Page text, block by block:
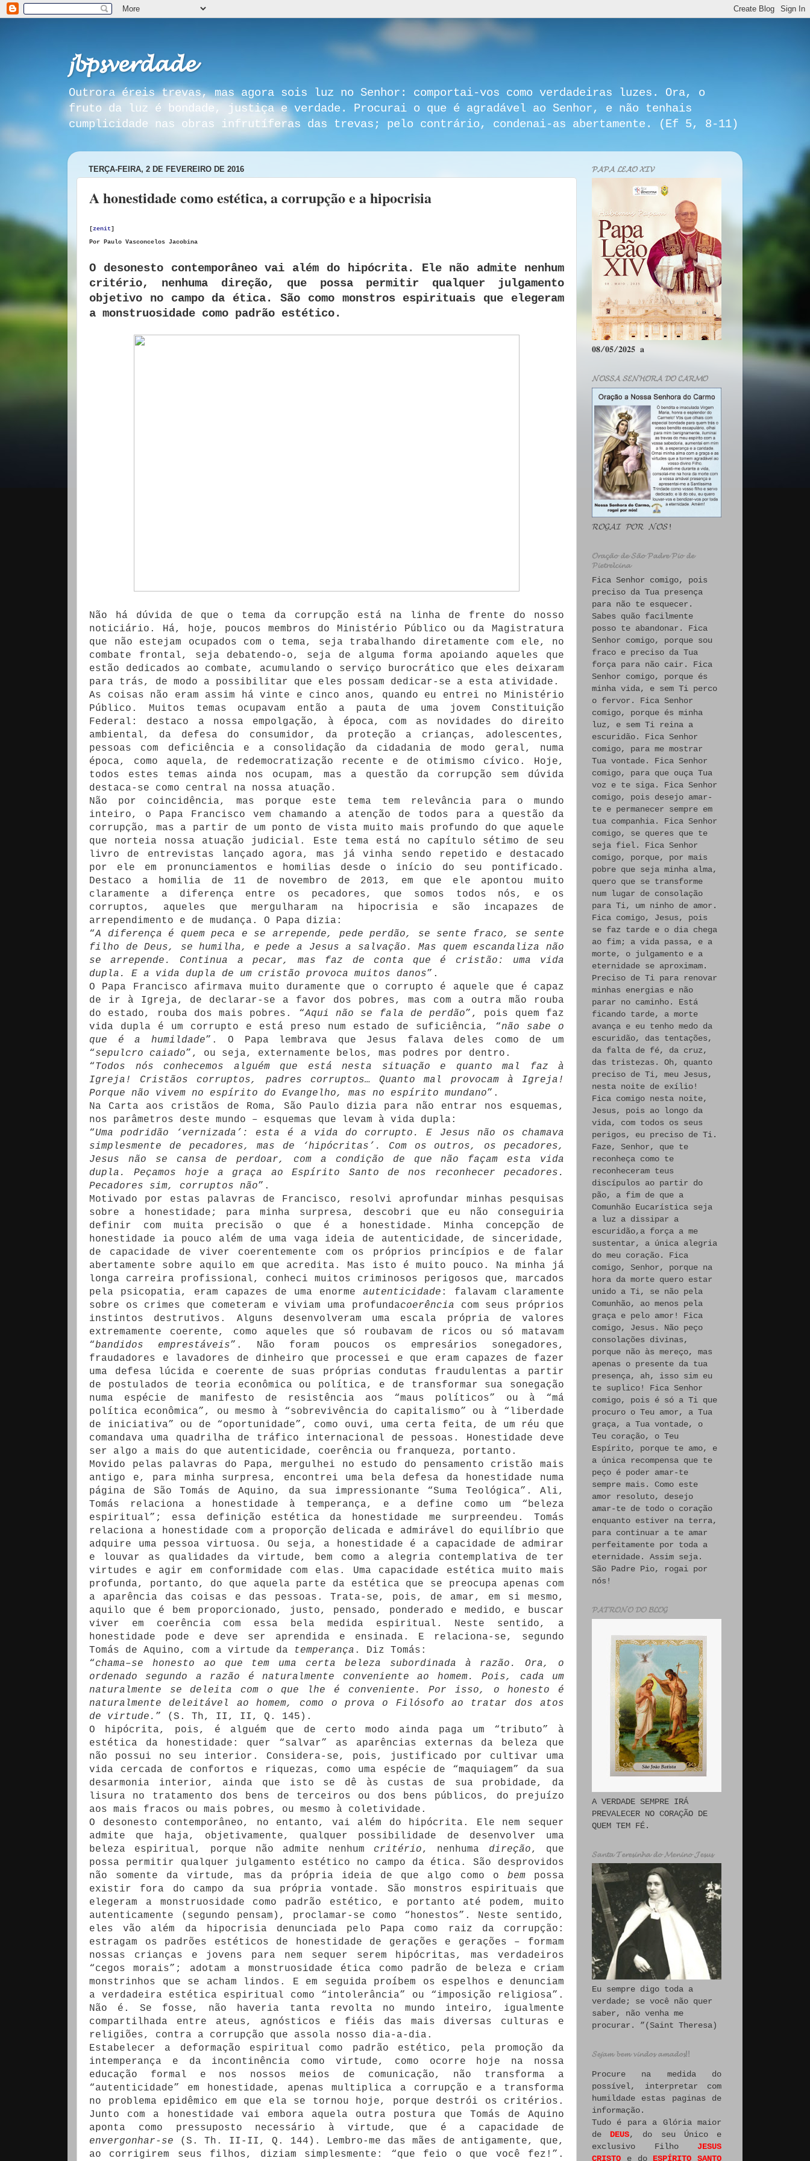
𝓳𝓫𝓹𝓼𝓿𝓮𝓻𝓭𝓪𝓭𝓮
Outrora éreis trevas, mas agora sois luz no Senhor: comportai-vos como verdadeiras luzes. Ora, o
fruto da luz é bondade, justiça e verdade. Procurai o que é agradável ao Senhor, e não tenhais
cumplicidade nas obras infrutíferas das trevas; pelo contrário, condenai-as abertamente. (Ef 5, 8-11)
TERÇA-FEIRA, 2 DE FEVEREIRO DE 2016
A honestidade como estética, a corrupção e a hipocrisia
[zenit]
Por
Paulo Vasconcelos Jacobina
O desonesto contemporâneo vai além do hipócrita. Ele não admite nenhum
critério, nenhuma direção, que possa permitir qualquer julgamento
objetivo no campo da ética. São como monstros espirituais que elegeram
a monstruosidade como padrão estético.
Não há dúvida de que o tema da corrupção está na linha de frente do nosso
noticiário. Há, hoje, poucos membros do Ministério Público ou da Magistratura
que não estejam ocupados com o tema, seja trabalhando diretamente com ele, no
combate frontal, seja debatendo-o, seja de alguma forma apoiando aqueles que
estão dedicados ao combate, acumulando o serviço burocrático que eles deixaram
para trás, de modo a possibilitar que eles possam dedicar-se a esta atividade.
As coisas não eram assim há vinte e cinco anos, quando eu entrei no Ministério
Público. Muitos temas ocupavam então a pauta de uma jovem Constituição
Federal: destaco a nossa empolgação, à época, com as novidades do direito
ambiental, da defesa do consumidor, da proteção a crianças, adolescentes,
pessoas com deficiência e a consolidação da cidadania de modo geral, numa
época, como aquela, de redemocratização recente e de otimismo cívico. Hoje,
todos estes temas ainda nos ocupam, mas a questão da corrupção sem dúvida
destaca-se como central na nossa atuação.
Não por coincidência, mas porque este tema tem relevância para o mundo
inteiro, o Papa Francisco vem chamando a atenção de todos para a questão da
corrupção, mas a partir de um ponto de vista muito mais profundo do que aquele
que norteia nossa atuação judicial. Este tema está no capítulo sétimo de seu
livro de entrevistas lançado agora, mas já vinha sendo repetido e destacado
por ele em pronunciamentos e homilias desde o início do seu pontificado.
Destaco a homilia de 11 de novembro de 2013, em que ele apontou muito
claramente a diferença entre os pecadores, que somos todos nós, e os
corruptos, aqueles que mergulharam na hipocrisia e são incapazes de
arrependimento e de mudança. O Papa dizia:
“A diferença é quem peca e se arrepende, pede perdão, se sente fraco, se sente
filho de Deus, se humilha, e pede a Jesus a salvação. Mas quem escandaliza não
se arrepende. Continua a pecar, mas faz de conta que é cristão: uma vida
dupla. E a vida dupla de um cristão provoca muitos danos”.
O Papa Francisco afirmava muito duramente que o corrupto é aquele que é capaz
de ir à Igreja, de declarar-se a favor dos pobres, mas com a outra mão rouba
do estado, rouba dos mais pobres. “Aqui não se fala de perdão”, pois quem faz
vida dupla é um corrupto e está preso num estado de suficiência, “não sabe o
que é a humildade”. O Papa lembrava que Jesus falava deles como de um
“sepulcro caiado”, ou seja, externamente belos, mas podres por dentro.
“Todos nós conhecemos alguém que está nesta situação e quanto mal faz à
Igreja! Cristãos corruptos, padres corruptos… Quanto mal provocam à Igreja!
Porque não vivem no espírito do Evangelho, mas no espírito mundano”.
Na Carta aos cristãos de Roma, São Paulo dizia para não entrar nos esquemas,
nos parâmetros deste mundo – esquemas que levam à vida dupla:
“Uma podridão ‘vernizada’: esta é a vida do corrupto. E Jesus não os chamava
simplesmente de pecadores, mas de ‘hipócritas’. Com os outros, os pecadores,
Jesus não se cansa de perdoar, com a condição de que não façam esta vida
dupla. Peçamos hoje a graça ao Espírito Santo de nos reconhecer pecadores.
Pecadores sim, corruptos não”.
Motivado por estas palavras de Francisco, resolvi aprofundar minhas pesquisas
sobre a honestidade; para minha surpresa, descobri que eu não conseguiria
definir com muita precisão o que é a honestidade. Minha concepção de
honestidade ia pouco além de uma vaga ideia de autenticidade, de sinceridade,
de capacidade de viver coerentemente com os próprios princípios e de falar
abertamente sobre aquilo em que acredita. Mas isto é muito pouco. Na minha já
longa carreira profissional, conheci muitos criminosos perigosos que, marcados
pela psicopatia, eram capazes de uma enorme autenticidade : falavam claramente
sobre os crimes que cometeram e viviam uma profundacoerência com seus próprios
instintos destrutivos. Alguns desenvolveram uma escala própria de valores
extremamente coerente, como aqueles que só roubavam de ricos ou só matavam
“bandidos emprestáveis”. Não foram poucos os empresários sonegadores,
fraudadores e lavadores de dinheiro que processei e que eram capazes de fazer
uma defesa lúcida e coerente de suas próprias condutas fraudulentas a partir
de postulados de teoria econômica ou política, e de transformar sua sonegação
numa espécie de manifesto de resistência aos “maus políticos” ou à “má
política econômica”, ou mesmo à “sobrevivência do capitalismo” ou à “liberdade
de iniciativa” ou de “oportunidade”, como ouvi, uma certa feita, de um réu que
comandava uma quadrilha de tráfico internacional de pessoas. Honestidade deve
ser algo a mais do que autenticidade, coerência ou franqueza, portanto.
Movido pelas palavras do Papa, mergulhei no estudo do pensamento cristão mais
antigo e, para minha surpresa, encontrei uma bela defesa da honestidade numa
página de São Tomás de Aquino, da sua impressionante “Suma Teológica”. Ali,
Tomás relaciona a honestidade à temperança, e a define como um “beleza
espiritual”; essa definição estética da honestidade me surpreendeu. Tomás
relaciona a honestidade com a proporção delicada e admirável do equilíbrio que
adquire uma pessoa virtuosa. Ou seja, a honestidade é a capacidade de admirar
e louvar as qualidades da virtude, bem como a alegria contemplativa de ter
virtudes e agir em conformidade com elas. Uma capacidade estética muito mais
profunda, portanto, do que aquela parte da estética que se preocupa apenas com
a aparência das coisas e das pessoas. Trata-se, pois, de amar, em si mesmo,
aquilo que é bem proporcionado, justo, pensado, ponderado e medido, e buscar
viver em coerência com essa bela medida espiritual. Neste sentido, a
honestidade pode e deve ser aprendida e ensinada. E relaciona-se, segundo
Tomás de Aquino, com a virtude da
temperança . Diz Tomás:
“chama–se honesto ao que tem uma certa beleza subordinada à razão. Ora, o
ordenado segundo a razão é naturalmente conveniente ao homem. Pois, cada um
naturalmente se deleita com o que lhe é conveniente. Por isso, o honesto é
naturalmente deleitável ao homem, como o prova o Filósofo ao tratar dos atos
de virtude. ” (S. Th, II, II, Q. 145).
O hipócrita, pois, é alguém que de certo modo ainda paga um “tributo” à
estética da honestidade: quer “salvar” as aparências externas da beleza que
não possui no seu interior. Considera-se, pois, justificado por cultivar uma
vida cercada de confortos e riquezas, como uma espécie de “maquiagem” da sua
desarmonia interior, ainda que isto se dê às custas de sua probidade, da
lisura no tratamento dos bens de terceiros ou dos bens públicos, do prejuízo
aos mais fracos ou mais pobres, ou mesmo à coletividade.
O desonesto contemporâneo, no entanto, vai além do hipócrita. Ele nem sequer
admite que haja, objetivamente, qualquer possibilidade de desenvolver uma
beleza espiritual, porque não admite nenhum critério, nenhuma direção, que
possa permitir qualquer julgamento estético no campo da ética. São desprovidos
não somente da virtude, mas da própria ideia de que algo como o bempossa
existir fora do campo da sua própria vontade. São monstros espirituais que
elegeram a monstruosidade como padrão estético, e portanto até podem, muito
autenticamente (segundo pensam), proclamar-se como “honestos”. Neste sentido,
eles vão além da hipocrisia denunciada pelo Papa como raiz da corrupção:
estragam os padrões estéticos de honestidade de gerações e gerações – formam
nossas crianças e jovens para nem sequer serem hipócritas, mas verdadeiros
“cegos morais”; adotam a monstruosidade ética como padrão de beleza e criam
monstrinhos que se acham lindos. E em seguida proíbem os espelhos e denunciam
a verdadeira estética espiritual como “intolerância” ou “imposição religiosa”.
Não é. Se fosse, não haveria tanta revolta no mundo inteiro, igualmente
compartilhada entre ateus, agnósticos e fiéis das mais diversas culturas e
religiões, contra a corrupção que assola nosso dia-a-dia.
Estabelecer a deformação espiritual como padrão estético, pela promoção da
intemperança e da incontinência como virtude, como ocorre hoje na nossa
educação formal e nos nossos meios de comunicação, não transforma a
“autenticidade” em honestidade, apenas multiplica a corrupção e a transforma
no problema epidêmico em que ela se tornou hoje, porque destrói os critérios.
Junto com a honestidade vai embora aquela outra postura que Tomás de Aquino
aponta como pressuposto necessário à virtude, que é a capacidade de
envergonhar-se (S. Th. II-II, Q. 144). Lembro-me das mães de antigamente, que,
ao corrigirem seus filhos, diziam simplesmente: “que feio o que você fez!”.
𝓟𝓐𝓟𝓐 𝓛𝓔𝓐̃𝓞 𝓧𝓘𝓥
𝟎𝟖/𝟎𝟓/𝟐𝟎𝟐𝟓 𝐚
𝓝𝓞𝓢𝓢𝓐 𝓢𝓔𝓝𝓗𝓞𝓡𝓐 𝓓𝓞 𝓒𝓐𝓡𝓜𝓞
𝓡𝓞𝓖𝓐𝓘 𝓟𝓞𝓡 𝓝𝓞́𝓢!
𝓞𝓻𝓪𝓬̧𝓪̃𝓸 𝓭𝓮 𝓢𝓪̃𝓸 𝓟𝓪𝓭𝓻𝓮 𝓟𝓲𝓸 𝓭𝓮
𝓟𝓲𝓮𝓽𝓻𝓮𝓵𝓬𝓲𝓷𝓪
Fica Senhor comigo, pois
preciso da Tua presença
para não te esquecer.
Sabes quão facilmente
posso te abandonar. Fica
Senhor comigo, porque sou
fraco e preciso da Tua
força para não cair. Fica
Senhor comigo, porque és
minha vida, e sem Ti perco
o fervor. Fica Senhor
comigo, porque és minha
luz, e sem Ti reina a
escuridão. Fica Senhor
comigo, para me mostrar
Tua vontade. Fica Senhor
comigo, para que ouça Tua
voz e te siga. Fica Senhor
comigo, pois desejo amar-
te e permanecer sempre em
tua companhia. Fica Senhor
comigo, se queres que te
seja fiel. Fica Senhor
comigo, porque, por mais
pobre que seja minha alma,
quero que se transforme
num lugar de consolação
para Ti, um ninho de amor.
Fica comigo, Jesus, pois
se faz tarde e o dia chega
ao fim; a vida passa, e a
morte, o julgamento e a
eternidade se aproximam.
Preciso de Ti para renovar
minhas energias e não
parar no caminho. Está
ficando tarde, a morte
avança e eu tenho medo da
escuridão, das tentações,
da falta de fé, da cruz,
das tristezas. Oh, quanto
preciso de Ti, meu Jesus,
nesta noite de exílio!
Fica comigo nesta noite,
Jesus, pois ao longo da
vida, com todos os seus
perigos, eu preciso de Ti.
Faze, Senhor, que te
reconheça como te
reconheceram teus
discípulos ao partir do
pão, a fim de que a
Comunhão Eucarística seja
a luz a dissipar a
escuridão,a força a me
sustentar, a única alegria
do meu coração. Fica
comigo, Senhor, porque na
hora da morte quero estar
unido a Ti, se não pela
Comunhão, ao menos pela
graça e pelo amor! Fica
comigo, Jesus. Não peço
consolações divinas,
porque não às mereço, mas
apenas o presente da tua
presença, ah, isso sim eu
te suplico! Fica Senhor
comigo, pois é só a Ti que
procuro o Teu amor, a Tua
graça, a Tua vontade, o
Teu coração, o Teu
Espírito, porque te amo, e
a única recompensa que te
peço é poder amar-te
sempre mais. Como este
amor resoluto, desejo
amar-te de todo o coração
enquanto estiver na terra,
para continuar a te amar
perfeitamente por toda a
eternidade. Assim seja.
São Padre Pio, rogai por
nós!
𝓟𝓐𝓣𝓡𝓞𝓝𝓞 𝓓𝓞 𝓑𝓛𝓞𝓖
A VERDADE SEMPRE IRÁ
PREVALECER NO CORAÇÃO DE
QUEM TEM FÉ.
𝓢𝓪𝓷𝓽𝓪 𝓣𝓮𝓻𝓮𝓼𝓲𝓷𝓱𝓪 𝓭𝓸 𝓜𝓮𝓷𝓲𝓷𝓸 𝓙𝓮𝓼𝓾𝓼
Eu sempre digo toda a
verdade; se você não quer
saber, não venha me
procurar. ”(Saint Theresa)
𝓢𝓮𝓳𝓪𝓶 𝓫𝓮𝓶 𝓿𝓲𝓷𝓭𝓸𝓼 𝓪𝓶𝓪𝓭𝓸𝓼!!
Procure na medida do
possível, interpretar com
humildade estas paginas de
informação.
Tudo é para a Glória maior
de DEUS, do seu Único e
exclusivo Filho JESUS
CRISTO e do ESPÍRITO SANTO